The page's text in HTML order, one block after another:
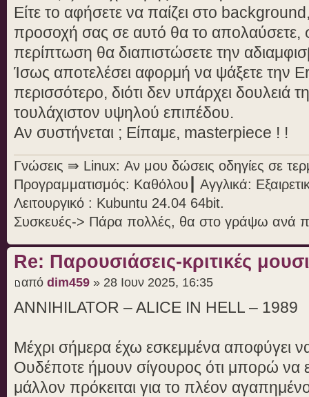
Είτε το αφήσετε να παίζει στο
προσοχή σας σε αυτό θα το απολαύσετε,
περίπτωση θα διαπιστώσετε την
Ίσως αποτελέσει αφορμή να ψάξετε την
περισσότερο, διότι δεν υπάρχει δουλειά
τουλάχιστον υψηλού επιπέδου.
Αν συστήνεται ; Είπαμε, masterpiece ! !
Γνώσεις ⇛ Linux: Αν μου δώσεις οδηγίες σε
Προγραμματισμός: Καθόλου┃ Αγγλικά:
Λειτουργικό : Kubuntu 24.04 64bit.
Συσκευές-> Πάρα πολλές, θα στο γράψω ανά
Re: Παρουσιάσεις-κριτικές
από dim459 » 28 Ιουν 2025, 16:35
ANNIHILATOR – ALICE IN HELL – 1989
Μέχρι σήμερα έχω εσκεμμένα αποφύγει
Ουδέποτε ήμουν σίγουρος ότι μπορώ να
μάλλον πρόκειται για το πλέον